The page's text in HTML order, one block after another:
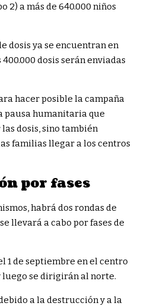
a más de 640.000 niños
dosis ya se encuentran en
dosis serán enviadas
hacer posible la campaña
pausa humanitaria que
dosis, sino también
familias llegar a los centros
por fases
habrá dos rondas de
llevará a cabo por fases de
1 de septiembre en el centro
luego se dirigirán al norte.
a la destrucción y a la